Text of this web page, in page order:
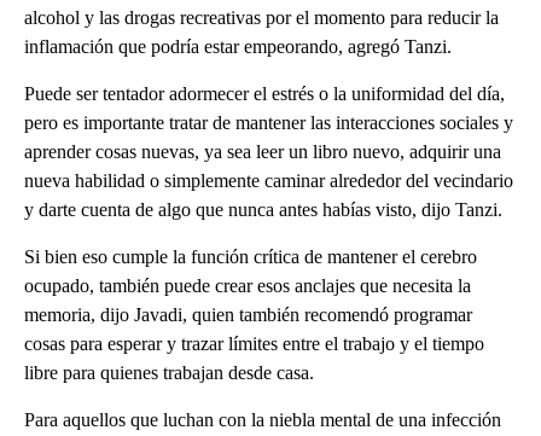
alcohol y las drogas recreativas por el momento para reducir la
inflamación que podría estar empeorando, agregó Tanzi.
Puede ser tentador adormecer el estrés o la uniformidad del día,
pero es importante tratar de mantener las interacciones sociales y
aprender cosas nuevas, ya sea leer un libro nuevo, adquirir una
nueva habilidad o simplemente caminar alrededor del vecindario
y darte cuenta de algo que nunca antes habías visto, dijo Tanzi.
Si bien eso cumple la función crítica de mantener el cerebro
ocupado, también puede crear esos anclajes que necesita la
memoria, dijo Javadi, quien también recomendó programar
cosas para esperar y trazar límites entre el trabajo y el tiempo
libre para quienes trabajan desde casa.
Para aquellos que luchan con la niebla mental de una infección